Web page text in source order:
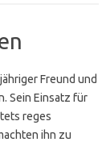
Freund und
Sein Einsatz für
reges
ihn zu